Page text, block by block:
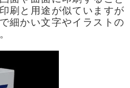
刷と用途が似ていますが
細かい文字やイラストの